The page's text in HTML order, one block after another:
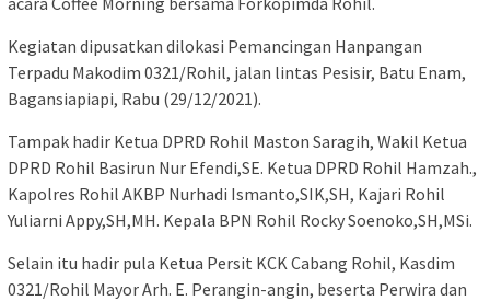
Kegiatan dipusatkan dilokasi Pemancingan Hanpangan
Terpadu Makodim 0321/Rohil, jalan lintas Pesisir, Batu Enam,
Bagansiapiapi, Rabu (29/12/2021).
Tampak hadir Ketua DPRD Rohil Maston Saragih, Wakil Ketua
DPRD Rohil Basirun Nur Efendi,SE. Ketua DPRD Rohil Hamzah.,
Kapolres Rohil AKBP Nurhadi Ismanto,SIK,SH, Kajari Rohil
Yuliarni Appy,SH,MH. Kepala BPN Rohil Rocky Soenoko,SH,MSi.
Selain itu hadir pula Ketua Persit KCK Cabang Rohil, Kasdim
0321/Rohil Mayor Arh. E. Perangin-angin, beserta Perwira dan